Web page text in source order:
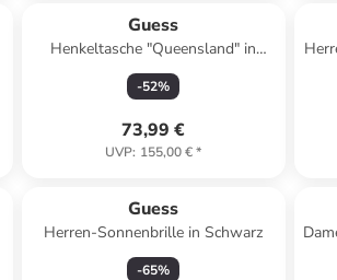
Guess
Henkeltasche "Queensland" in
Schwarz - (B)28 x (H)19 x (T)12 cm
-52%
73,99 €
UVP: 155,00 €*
Guess
Herren-Sonnenbrille in Schwarz
-65%